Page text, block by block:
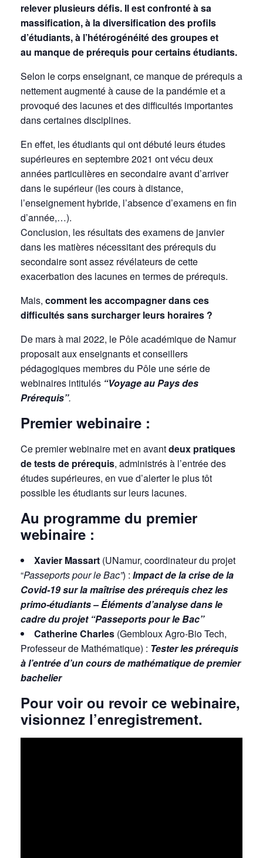
relever plusieurs défis. Il est confronté à sa
massification, à la diversification des profils
d’étudiants, à l’hétérogénéité des groupes et
au manque de prérequis pour certains étudiants.
Selon le corps enseignant, ce manque de prérequis a
nettement augmenté à cause de la pandémie et a
provoqué des lacunes et des difficultés importantes
dans certaines disciplines.
En effet, les étudiants qui ont débuté leurs études
supérieures en septembre 2021 ont vécu deux
années particulières en secondaire avant d’arriver
dans le supérieur (les cours à distance,
l’enseignement hybride, l’absence d’examens en fin
d’année,…).
Conclusion, les résultats des examens de janvier
dans les matières nécessitant des prérequis du
secondaire sont assez révélateurs de cette
exacerbation des lacunes en termes de prérequis.
Mais, comment les accompagner dans ces
difficultés sans surcharger leurs horaires ?
De mars à mai 2022, le Pôle académique de Namur
proposait aux enseignants et conseillers
pédagogiques membres du Pôle une série de
webinaires intitulés “Voyage au Pays des
Prérequis”.
Premier webinaire :
Ce premier webinaire met en avantdeux pratiques
de tests de prérequis, administrés à l’entrée des
études supérieures, en vue d’alerter le plus tôt
possible les étudiants sur leurs lacunes.
Au programme du premier
webinaire :
Xavier Massart (UNamur, coordinateur du projet
“Passeports pour le Bac”) : Impact de la crise de la
Covid-19 sur la maîtrise des prérequis chez les
primo-étudiants – Éléments d’analyse dans le
cadre du projet “Passeports pour le Bac”
Catherine Charles (Gembloux Agro-Bio Tech,
Professeur de Mathématique) : Tester les prérequis
à l’entrée d’un cours de mathématique de premier
bachelier
Pour voir ou revoir ce webinaire,
visionnez l’enregistrement.